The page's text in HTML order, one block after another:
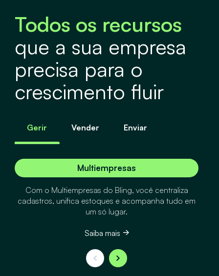
Todos os recursos
que a sua empresa
precisa para o
crescimento fluir
Gerir Vender Enviar
Multiempresas
Com o Multiempresas do Bling, você centraliza
cadastros, unifica estoques e acompanha tudo em
um só lugar.
Saiba mais